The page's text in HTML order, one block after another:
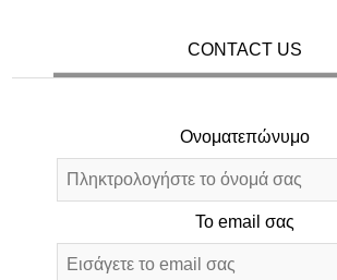
CONTACT US
Ονοματεπώνυμο
Το email σας